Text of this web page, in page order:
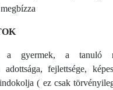
a gyermek, a tanuló
fejlettsége,
( ez csak